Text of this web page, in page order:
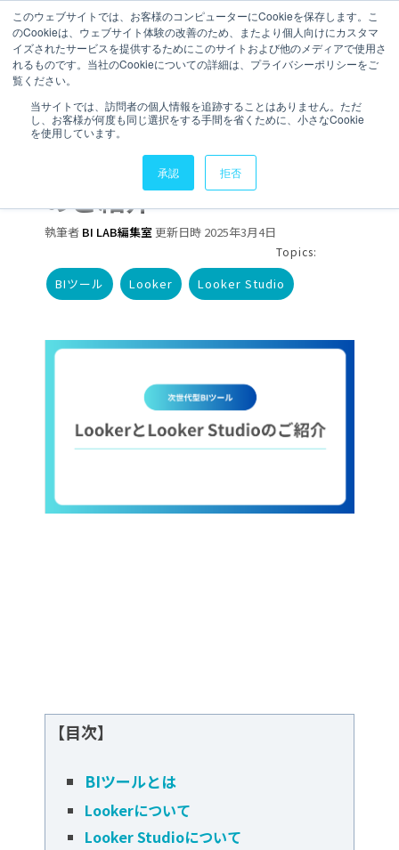
このウェブサイトでは、お客様のコンピューターにCookieを保存します。こ
のCookieは、ウェブサイト体験の改善のため、またより個人向けにカスタマ
イズされたサービスを提供するためにこのサイトおよび他のメディアで使用さ
れるものです。当社のCookieについての詳細は、プライバシーポリシーをご
覧ください。
当サイトでは、訪問者の個人情報を追跡することはありません。ただ
し、お客様が何度も同じ選択をする手間を省くために、小さなCookie
を使用しています。
承認 拒否
5 分で読むことができます。
【次世代型BIツール】
LookerとLooker Studio
のご紹介
執筆者 BI LAB編集室更新日時 2025年3月4日
Topics:
BIツール Looker Looker Studio
【目次】
BIツールとは
Lookerについて
Looker Studioについて